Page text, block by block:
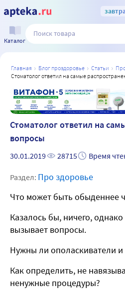
Каталог
главная блог проздоровье статьи
стоматолог ответил на самые
Стоматолог ответил на
вопросы
30.01.2019 28715 Время
Раздел: Про здоровье
Что может быть обыденнее
Казалось бы, ничего, однако
вызывает вопросы.
Нужны ли ополаскиватели и
Как определить, не
ненужные процедуры?